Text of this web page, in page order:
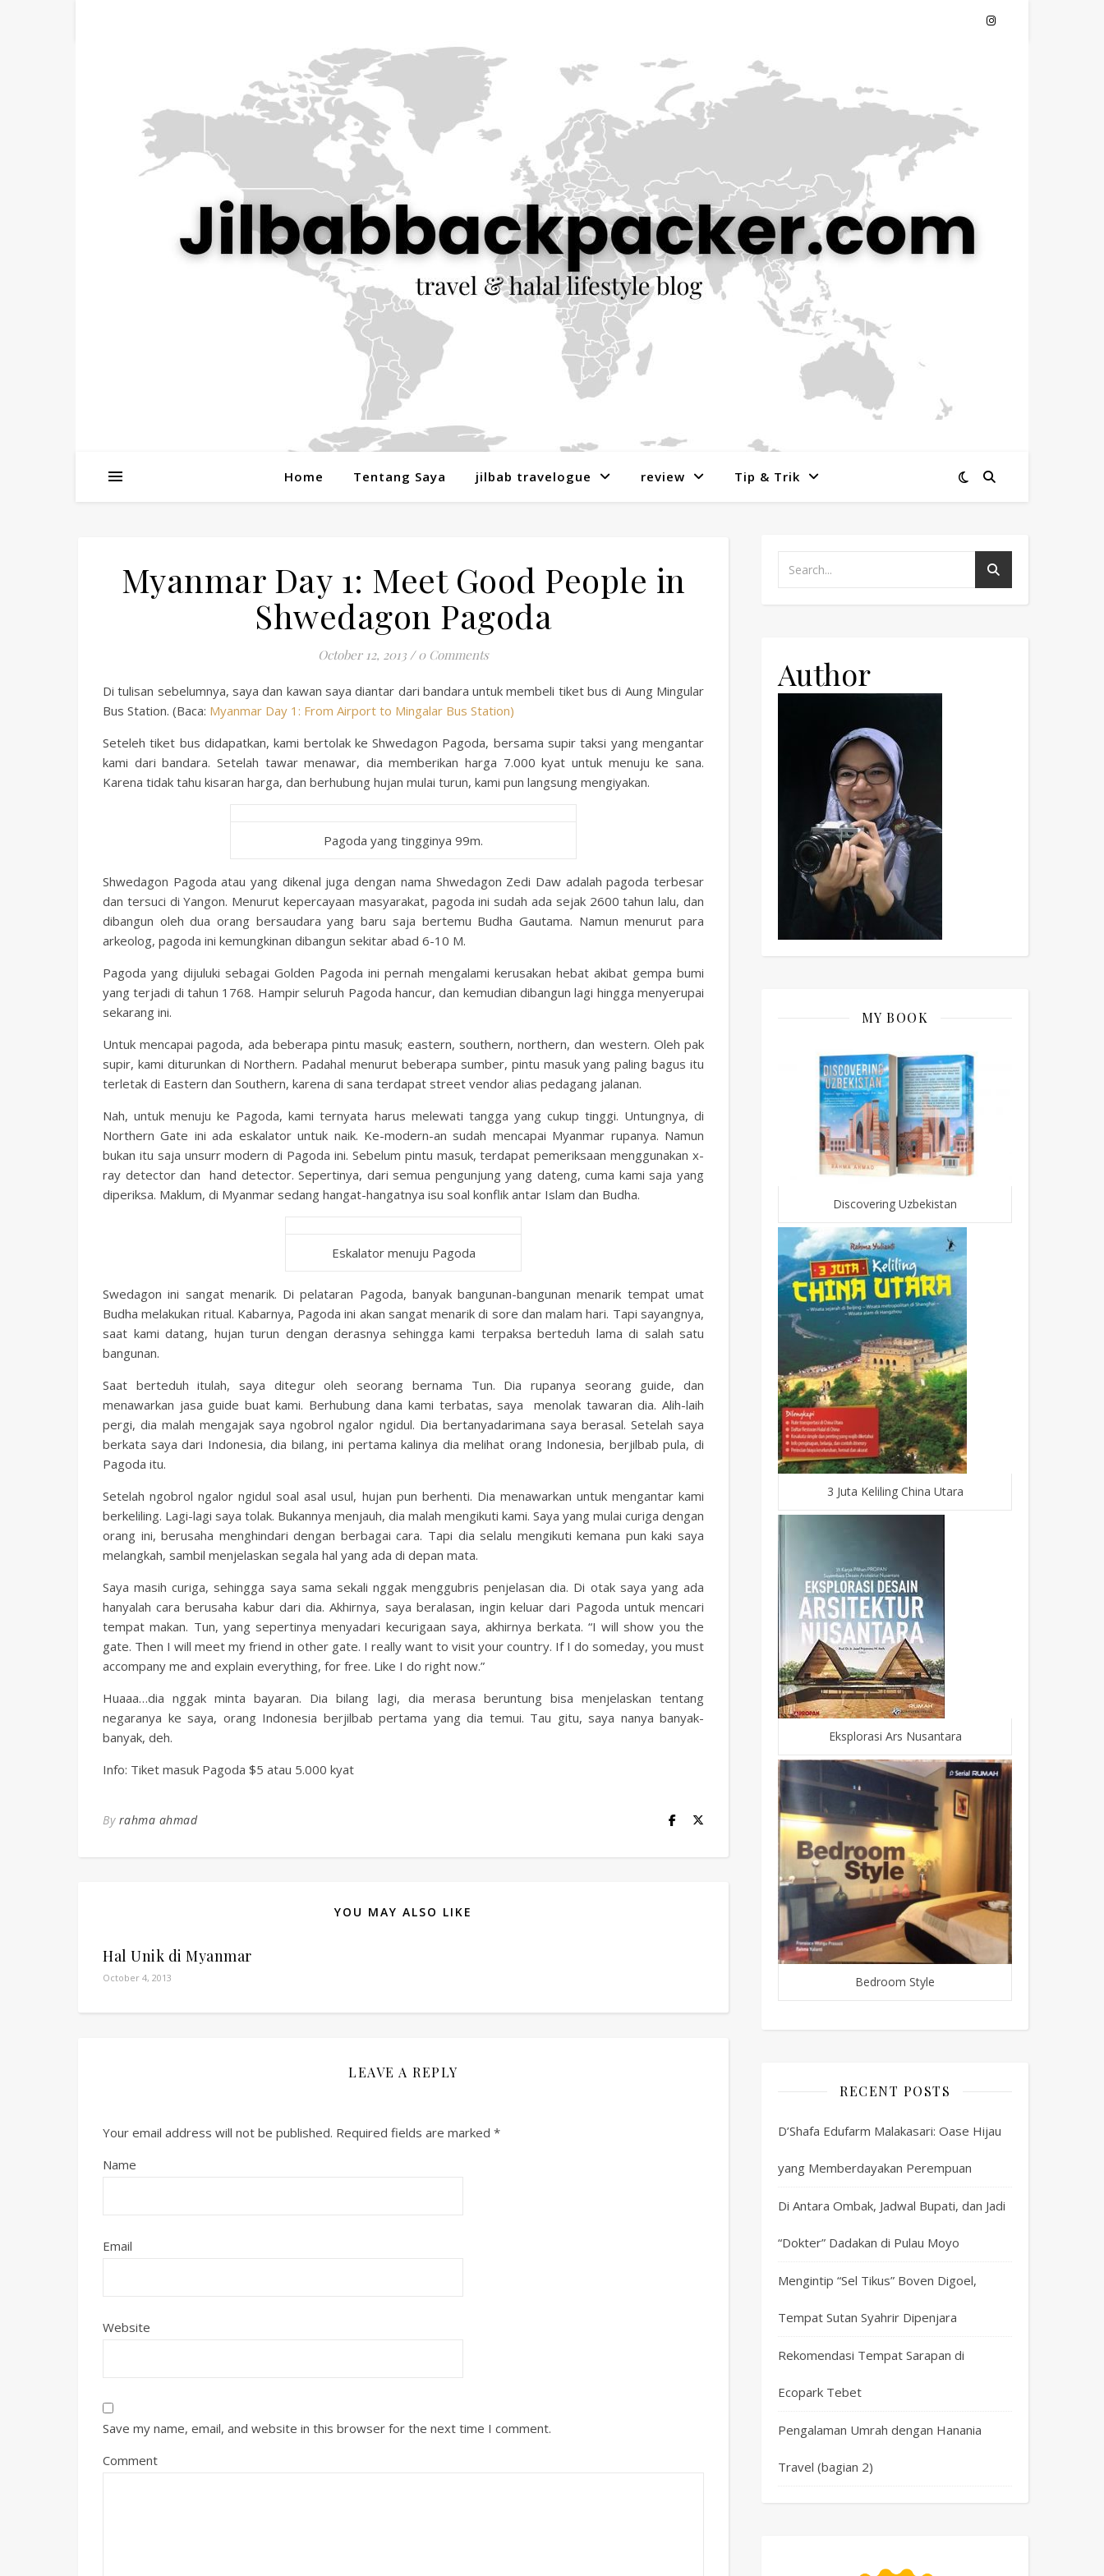
Home Tentang Saya jilbab travelogue review Tip & Trik
Myanmar Day 1: Meet Good People in
Shwedagon Pagoda
October 12, 2013 / 0 Comments
Di tulisan sebelumnya, saya dan kawan saya diantar dari bandara untuk membeli tiket bus di Aung Mingular
Bus Station. (Baca: Myanmar Day 1: From Airport to Mingalar Bus Station)
Seteleh tiket bus didapatkan, kami bertolak ke Shwedagon Pagoda, bersama supir taksi yang mengantar
kami dari bandara. Setelah tawar menawar, dia memberikan harga 7.000 kyat untuk menuju ke sana.
Karena tidak tahu kisaran harga, dan berhubung hujan mulai turun, kami pun langsung mengiyakan.
Pagoda yang tingginya 99m.
Shwedagon Pagoda atau yang dikenal juga dengan nama Shwedagon Zedi Daw adalah pagoda terbesar
dan tersuci di Yangon. Menurut kepercayaan masyarakat, pagoda ini sudah ada sejak 2600 tahun lalu, dan
dibangun oleh dua orang bersaudara yang baru saja bertemu Budha Gautama. Namun menurut para
arkeolog, pagoda ini kemungkinan dibangun sekitar abad 6-10 M.
Pagoda yang dijuluki sebagai Golden Pagoda ini pernah mengalami kerusakan hebat akibat gempa bumi
yang terjadi di tahun 1768. Hampir seluruh Pagoda hancur, dan kemudian dibangun lagi hingga menyerupai
sekarang ini.
Untuk mencapai pagoda, ada beberapa pintu masuk; eastern, southern, northern, dan western. Oleh pak
supir, kami diturunkan di Northern. Padahal menurut beberapa sumber, pintu masuk yang paling bagus itu
terletak di Eastern dan Southern, karena di sana terdapat street vendor alias pedagang jalanan.
Nah, untuk menuju ke Pagoda, kami ternyata harus melewati tangga yang cukup tinggi. Untungnya, di
Northern Gate ini ada eskalator untuk naik. Ke-modern-an sudah mencapai Myanmar rupanya. Namun
bukan itu saja unsurr modern di Pagoda ini. Sebelum pintu masuk, terdapat pemeriksaan menggunakan x-
ray detector dan hand detector. Sepertinya, dari semua pengunjung yang dateng, cuma kami saja yang
diperiksa. Maklum, di Myanmar sedang hangat-hangatnya isu soal konflik antar Islam dan Budha.
Eskalator menuju Pagoda
Swedagon ini sangat menarik. Di pelataran Pagoda, banyak bangunan-bangunan menarik tempat umat
Budha melakukan ritual. Kabarnya, Pagoda ini akan sangat menarik di sore dan malam hari. Tapi sayangnya,
saat kami datang, hujan turun dengan derasnya sehingga kami terpaksa berteduh lama di salah satu
bangunan.
Saat berteduh itulah, saya ditegur oleh seorang bernama Tun. Dia rupanya seorang guide, dan
menawarkan jasa guide buat kami. Berhubung dana kami terbatas, saya menolak tawaran dia. Alih-laih
pergi, dia malah mengajak saya ngobrol ngalor ngidul. Dia bertanyadarimana saya berasal. Setelah saya
berkata saya dari Indonesia, dia bilang, ini pertama kalinya dia melihat orang Indonesia, berjilbab pula, di
Pagoda itu.
Setelah ngobrol ngalor ngidul soal asal usul, hujan pun berhenti. Dia menawarkan untuk mengantar kami
berkeliling. Lagi-lagi saya tolak. Bukannya menjauh, dia malah mengikuti kami. Saya yang mulai curiga dengan
orang ini, berusaha menghindari dengan berbagai cara. Tapi dia selalu mengikuti kemana pun kaki saya
melangkah, sambil menjelaskan segala hal yang ada di depan mata.
Saya masih curiga, sehingga saya sama sekali nggak menggubris penjelasan dia. Di otak saya yang ada
hanyalah cara berusaha kabur dari dia. Akhirnya, saya beralasan, ingin keluar dari Pagoda untuk mencari
tempat makan. Tun, yang sepertinya menyadari kecurigaan saya, akhirnya berkata. “I will show you the
gate. Then I will meet my friend in other gate. I really want to visit your country. If I do someday, you must
accompany me and explain everything, for free. Like I do right now.”
Huaaa…dia nggak minta bayaran. Dia bilang lagi, dia merasa beruntung bisa menjelaskan tentang
negaranya ke saya, orang Indonesia berjilbab pertama yang dia temui. Tau gitu, saya nanya banyak-
banyak, deh.
Info: Tiket masuk Pagoda $5 atau 5.000 kyat
By rahma ahmad
YOU MAY ALSO LIKE
Hal Unik di Myanmar
October 4, 2013
LEAVE A REPLY
Your email address will not be published. Required fields are marked *
Name
Email
Website
Save my name, email, and website in this browser for the next time I comment.
Comment
Author
MY BOOK
Discovering Uzbekistan
3 Juta Keliling China Utara
Eksplorasi Ars Nusantara
Bedroom Style
RECENT POSTS
D’Shafa Edufarm Malakasari: Oase Hijau
yang Memberdayakan Perempuan
Di Antara Ombak, Jadwal Bupati, dan Jadi
“Dokter” Dadakan di Pulau Moyo
Mengintip “Sel Tikus” Boven Digoel,
Tempat Sutan Syahrir Dipenjara
Rekomendasi Tempat Sarapan di
Ecopark Tebet
Pengalaman Umrah dengan Hanania
Travel (bagian 2)